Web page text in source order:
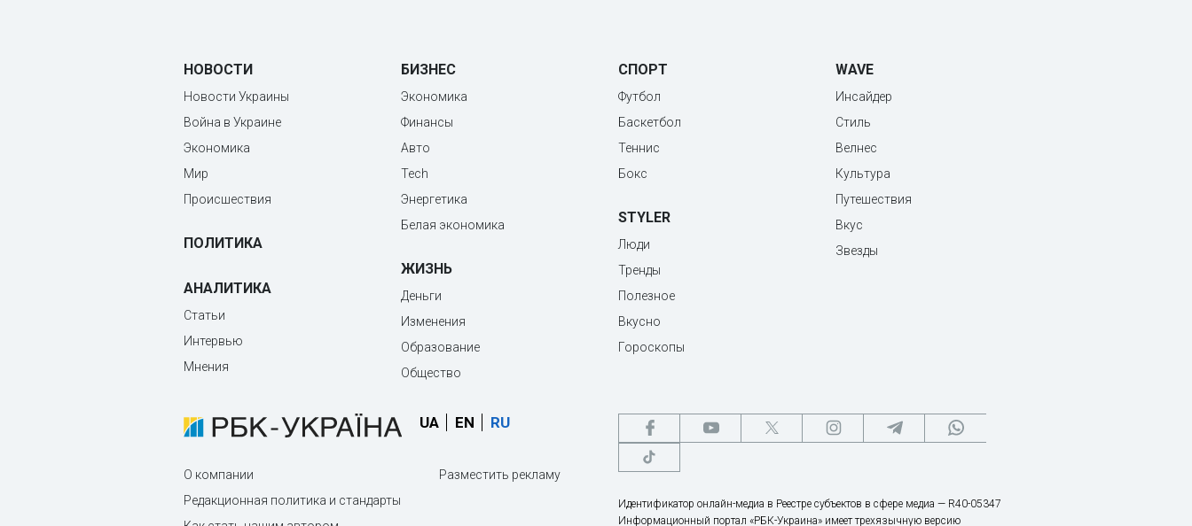
НОВОСТИ
Новости Украины
Война в Украине
Экономика
Мир
Происшествия
ПОЛИТИКА
АНАЛИТИКА
Статьи
Интервью
Мнения
БИЗНЕС
Экономика
Финансы
Авто
Tech
Энергетика
Белая экономика
ЖИЗНЬ
Деньги
Изменения
Образование
Общество
СПОРТ
Футбол
Баскетбол
Теннис
Бокс
STYLER
Люди
Тренды
Полезное
Вкусно
Гороскопы
WAVE
Инсайдер
Стиль
Велнес
Культура
Путешествия
Вкус
Звезды
UA EN RU
О компании
Редакционная политика и стандарты
Разместить рекламу
Идентификатор онлайн-медиа в Реестре субъектов в сфере медиа — R40-05347
Информационный портал «РБК-Украина» имеет трехязычную версию